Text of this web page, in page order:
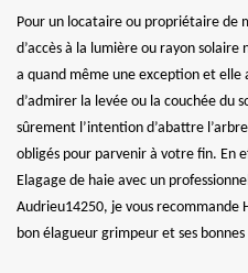
Pour un locataire ou propriétaire de
d’accès à la lumière ou rayon
a quand même une exception et elle
d’admirer la levée ou la couchée du
sûrement l’intention d’abattre
obligés pour parvenir à votre fin. En
Elagage de haie avec un
Audrieu14250, je vous recommande
bon élagueur grimpeur et ses